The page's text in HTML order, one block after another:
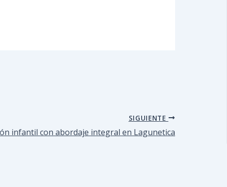
SIGUIENTE
infantil con abordaje integral en Lagunetica